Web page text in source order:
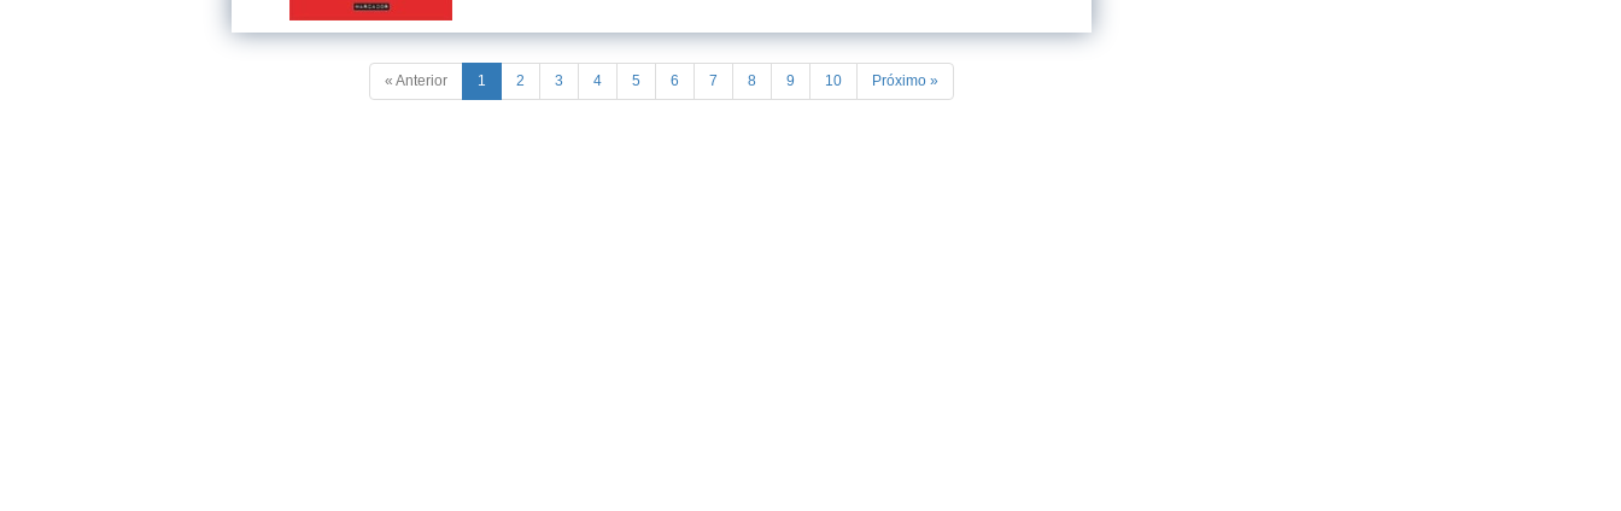
« Anterior 1 2 3 4 5 6 7 8 9 10 Próximo »